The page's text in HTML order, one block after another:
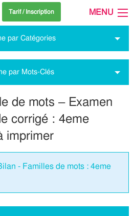
Tarif / Inscription MENU
par Catégories
par Mots-Clés
de mots – Examen
corrigé : 4eme
imprimer
- Familles de mots : 4eme